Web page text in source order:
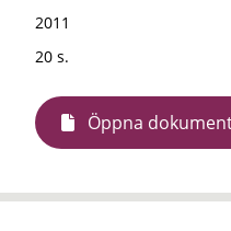
2011
20 s.
Öppna